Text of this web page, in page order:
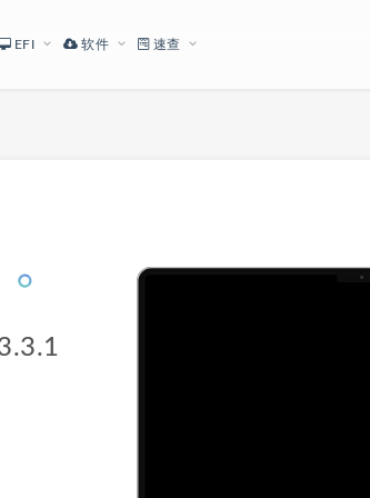
EFI 软件 速查